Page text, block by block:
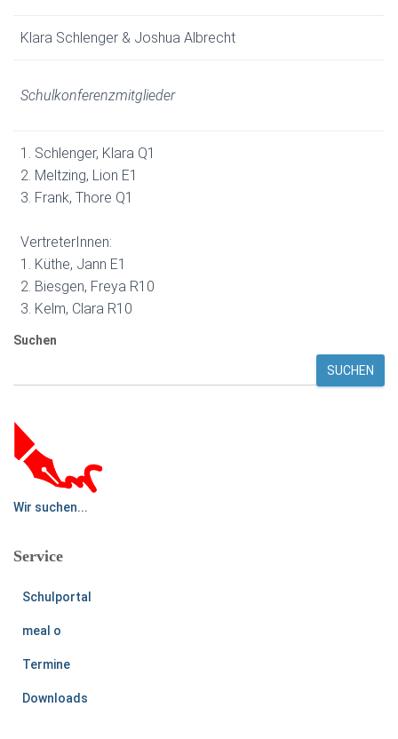
Klara Schlenger & Joshua Albrecht
Schulkonferenzmitglieder
1. Schlenger, Klara Q1
2. Meltzing, Lion E1
3. Frank, Thore Q1
VertreterInnen:
1. Küthe, Jann E1
2. Biesgen, Freya R10
3. Kelm, Clara R10
Suchen
SUCHEN
Wir suchen...
Service
Schulportal
meal o
Termine
Downloads